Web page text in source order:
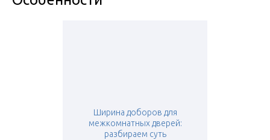
Ширина доборов для
межкомнатных дверей:
разбираем суть